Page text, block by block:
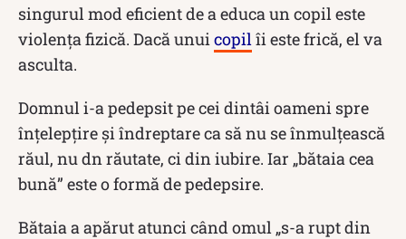
singurul mod eficient de a educa un copil este
violența fizică. Dacă unui copil îi este frică, el va
asculta.
Domnul i-a pedepsit pe cei dintâi oameni spre
înțelepțire și îndreptare ca să nu se înmulțească
răul, nu dn răutate, ci din iubire. Iar „bătaia cea
bună” este o formă de pedepsire.
Bătaia a apărut atunci când omul „s-a rupt din